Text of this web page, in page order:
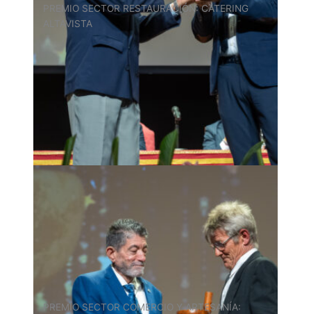
PREMIO SECTOR RESTAURACIÓN: CATERING
ALTAVISTA
PREMIO SECTOR COMERCIO Y ARTESANÍA: